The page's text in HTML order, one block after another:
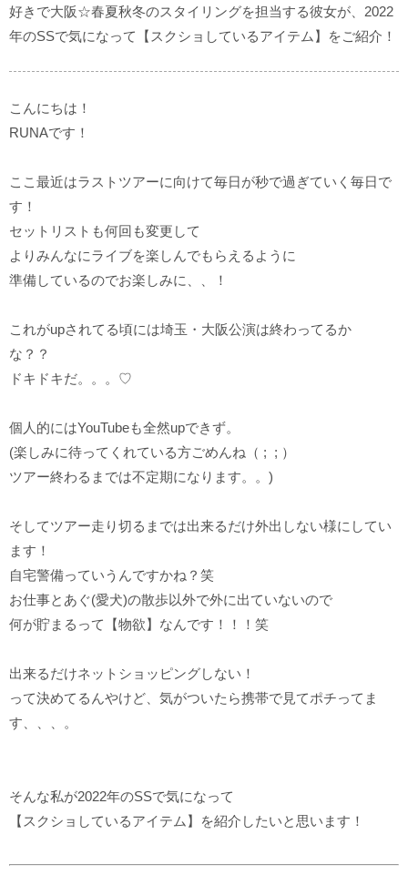
好きで大阪☆春夏秋冬のスタイリングを担当する彼女が、2022
年のSSで気になって【スクショしているアイテム】をご紹介！
こんにちは！
RUNAです！
ここ最近はラストツアーに向けて毎日が秒で過ぎていく毎日で
す！
セットリストも何回も変更して
よりみんなにライブを楽しんでもらえるように
準備しているのでお楽しみに、、！
これがupされてる頃には埼玉・大阪公演は終わってるか
な？？
ドキドキだ。。。♡
個人的にはYouTubeも全然upできず。
(楽しみに待ってくれている方ごめんね（ ; ; ）
ツアー終わるまでは不定期になります。。)
そしてツアー走り切るまでは出来るだけ外出しない様にしてい
ます！
自宅警備っていうんですかね？笑
お仕事とあぐ(愛犬)の散歩以外で外に出ていないので
何が貯まるって【物欲】なんです！！！笑
出来るだけネットショッピングしない！
って決めてるんやけど、気がついたら携帯で見てポチってま
す、、、。
そんな私が2022年のSSで気になって
【スクショしているアイテム】を紹介したいと思います！